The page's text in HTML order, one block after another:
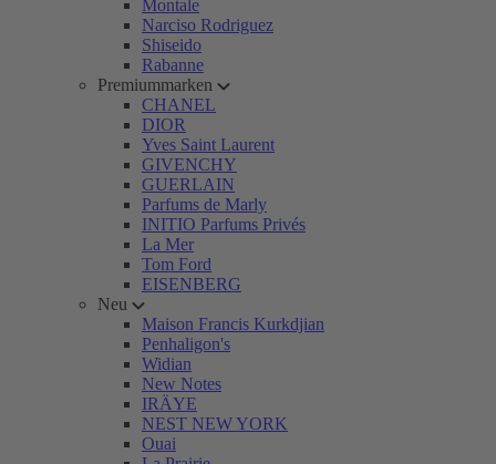
Montale
Narciso Rodriguez
Shiseido
Rabanne
Premiummarken
CHANEL
DIOR
Yves Saint Laurent
GIVENCHY
GUERLAIN
Parfums de Marly
INITIO Parfums Privés
La Mer
Tom Ford
EISENBERG
Neu
Maison Francis Kurkdjian
Penhaligon's
Widian
New Notes
IRÄYE
NEST NEW YORK
Ouai